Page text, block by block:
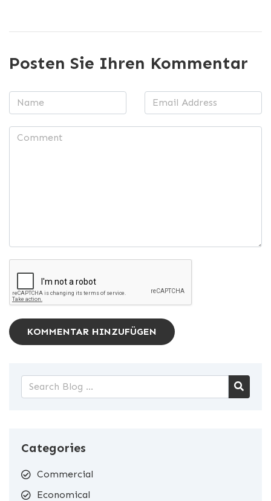
Posten Sie Ihren Kommentar
KOMMENTAR HINZUFÜGEN
Categories
Commercial
Economical